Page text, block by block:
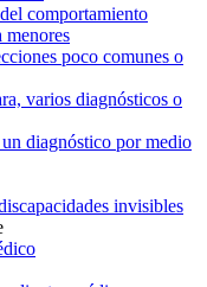
comportamiento
menores
poco comunes o
varios diagnósticos o
diagnóstico por medio
invisibles